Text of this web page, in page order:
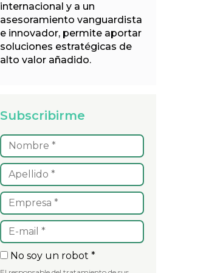
internacional y a un
asesoramiento vanguardista
e innovador, permite aportar
soluciones estratégicas de
alto valor añadido.
Subscribirme
No soy un robot *